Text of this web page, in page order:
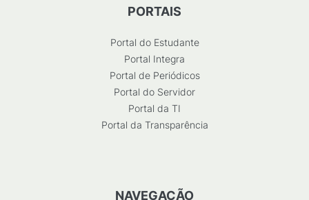
PORTAIS
Portal do Estudante
Portal Integra
Portal de Periódicos
Portal do Servidor
Portal da TI
Portal da Transparência
NAVEGAÇÃO